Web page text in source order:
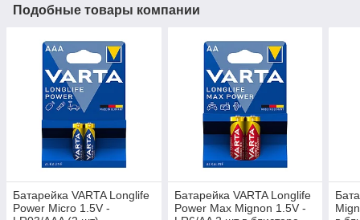
Подобные товары компании
Батарейка VARTA Longlife
Power Micro 1.5V -
Батарейка VARTA Longlife
Power Max Mignon 1.5V -